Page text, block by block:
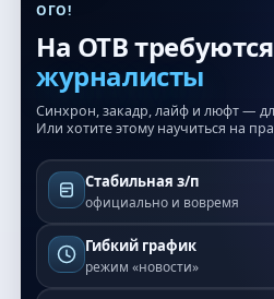
ОГО!
На ОТВ требуются
журналисты
Синхрон, закадр, лайф и люфт —
Или хотите этому научиться на
Стабильная з/п
официально и вовремя
Гибкий график
режим «новости»